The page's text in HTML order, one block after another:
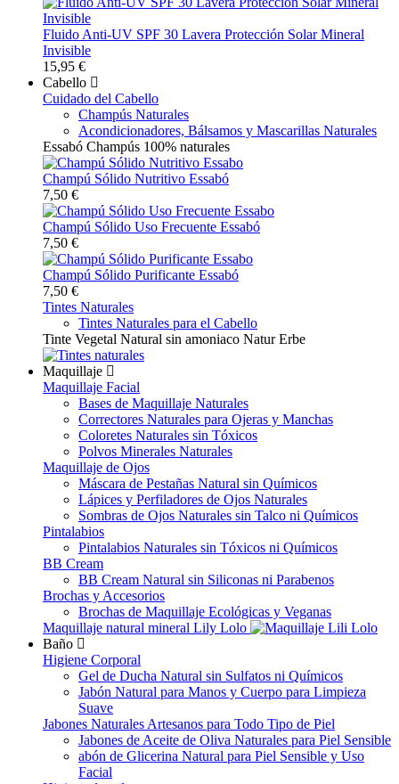
Fluido Anti-UV SPF 30 Lavera Protección Solar Mineral
Invisible
15,95 €
Cabello
Cuidado del Cabello
Champús Naturales
Acondicionadores, Bálsamos y Mascarillas Naturales
Essabó Champús 100% naturales
Champú Sólido Nutritivo Essabó
7,50 €
Champú Sólido Uso Frecuente Essabó
7,50 €
Champú Sólido Purificante Essabó
7,50 €
Tintes Naturales
Tintes Naturales para el Cabello
Tinte Vegetal Natural sin amoniaco Natur Erbe
Maquillaje
Maquillaje Facial
Bases de Maquillaje Naturales
Correctores Naturales para Ojeras y Manchas
Coloretes Naturales sin Tóxicos
Polvos Minerales Naturales
Maquillaje de Ojos
Máscara de Pestañas Natural sin Químicos
Lápices y Perfiladores de Ojos Naturales
Sombras de Ojos Naturales sin Talco ni Químicos
Pintalabios
Pintalabios Naturales sin Tóxicos ni Químicos
BB Cream
BB Cream Natural sin Siliconas ni Parabenos
Brochas y Accesorios
Brochas de Maquillaje Ecológicas y Veganas
Maquillaje natural mineral Lily Lolo
Baño
Higiene Corporal
Gel de Ducha Natural sin Sulfatos ni Químicos
Jabón Natural para Manos y Cuerpo para Limpieza
Suave
Jabones Naturales Artesanos para Todo Tipo de Piel
Jabones de Aceite de Oliva Naturales para Piel Sensible
abón de Glicerina Natural para Piel Sensible y Uso
Facial